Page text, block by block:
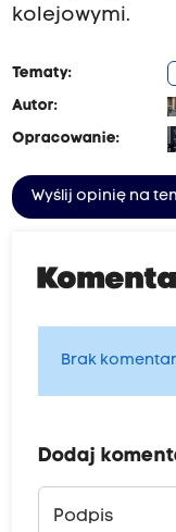
kolejowymi.
Tematy:
Autor:
Opracowanie:
Wyślij opinię na
Brak
Dodaj
Podpis